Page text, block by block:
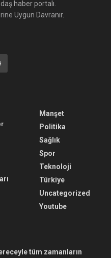
haber portalı.
Uygun Davranır.
Manşet
Politika
Sağlık
Spor
Teknoloji
Türkiye
Uncategorized
Youtube
tüm zamanların